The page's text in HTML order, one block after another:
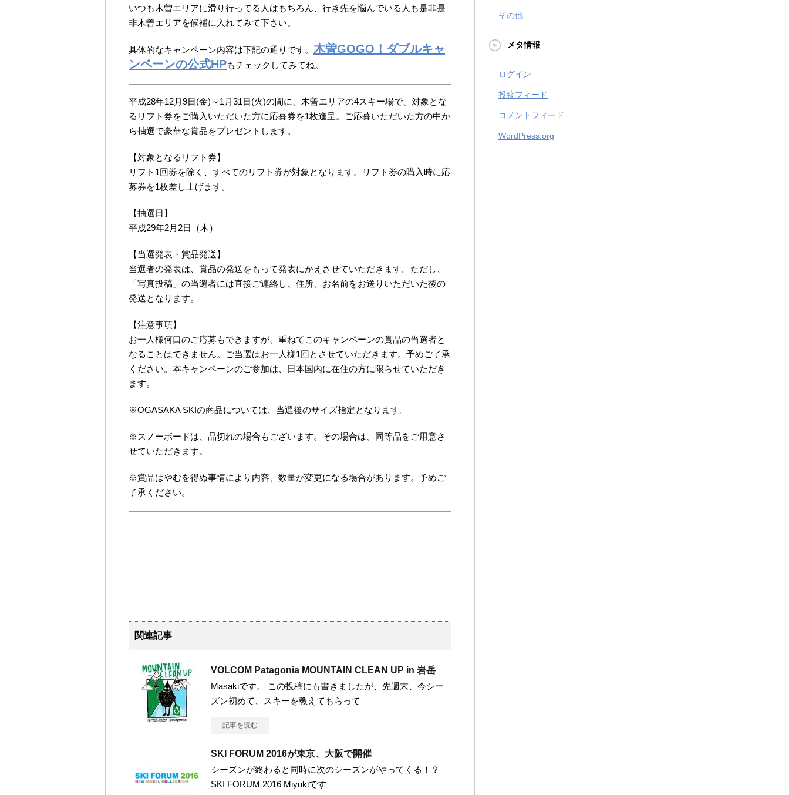
いつも木曽エリアに滑り行ってる人はもちろん、行き先を悩んでいる人も是非是
非木曽エリアを候補に入れてみて下さい。
具体的なキャンペーン内容は下記の通りです。 木曽GOGO！ダブルキャ
ンペーンの公式HPもチェックしてみてね。
平成28年12月9日(金)～1月31日(火)の間に、木曽エリアの4スキー場で、対象とな
るリフト券をご購入いただいた方に応募券を1枚進呈。ご応募いただいた方の中か
ら抽選で豪華な賞品をプレゼントします。
【対象となるリフト券】
リフト1回券を除く、すべてのリフト券が対象となります。リフト券の購入時に応
募券を1枚差し上げます。
【抽選日】
平成29年2月2日（木）
【当選発表・賞品発送】
当選者の発表は、賞品の発送をもって発表にかえさせていただきます。ただし、
「写真投稿」の当選者には直接ご連絡し、住所、お名前をお送りいただいた後の
発送となります。
【注意事項】
お一人様何口のご応募もできますが、重ねてこのキャンペーンの賞品の当選者と
なることはできません。ご当選はお一人様1回とさせていただきます。予めご了承
ください。本キャンペーンのご参加は、日本国内に在住の方に限らせていただき
ます。
※OGASAKA SKIの商品については、当選後のサイズ指定となります。
※スノーボードは、品切れの場合もございます。その場合は、同等品をご用意さ
せていただきます。
※賞品はやむを得ぬ事情により内容、数量が変更になる場合があります。予めご
了承ください。
関連記事
VOLCOM Patagonia MOUNTAIN CLEAN UP in 岩岳
Masakiです。 この投稿にも書きましたが、先週末、今シー
ズン初めて、スキーを教えてもらって
記事を読む
SKI FORUM 2016が東京、大阪で開催
シーズンが終わると同時に次のシーズンがやってくる！？
SKI FORUM 2016 Miyukiです
その他
メタ情報
ログイン
投稿フィード
コメントフィード
WordPress.org